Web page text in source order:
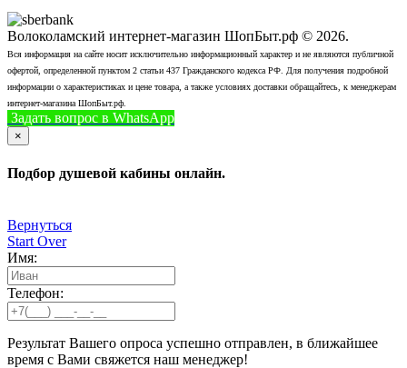
Волоколамский интернет-магазин ШопБыт.рф © 2026.
Вся информация на сайте носит исключительно информационный характер и не являются публичной
офертой, определенной пунктом 2 статьи 437 Гражданского кодекса РФ. Для получения подробной
информации о характеристиках и цене товара, а также условиях доставки обращайтесь, к менеджерам
интернет-магазина ШопБыт.рф.
Задать вопрос в WhatsApp
×
Подбор душевой кабины онлайн.
Вернуться
Start Over
Имя:
Телефон:
Результат Вашего опроса успешно отправлен, в ближайшее
время с Вами свяжется наш менеджер!